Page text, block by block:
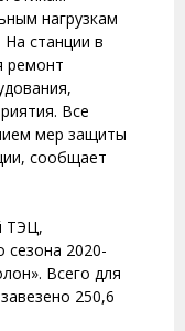
нагрузкам
станции в
ремонт
Все
мер защиты
сообщает
ТЭЦ,
сезона 2020-
Всего для
250,6